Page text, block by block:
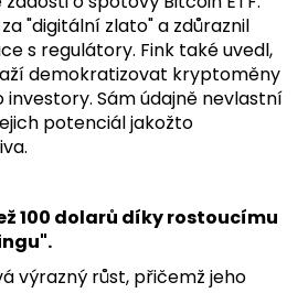
"digitální zlato" a zdůraznil
s regulátory. Fink také uvedl,
demokratizovat kryptoměny
Sám údajně nevlastní
potenciál jakožto
100 dolarů díky rostoucímu
výrazný růst, přičemž jeho